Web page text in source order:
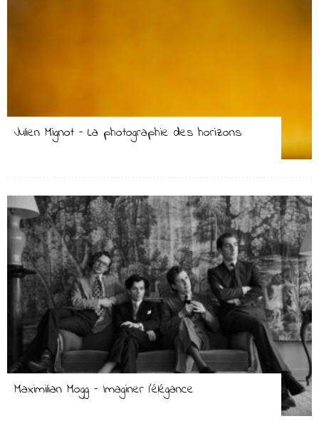
Julien Mignot – La photographie des horizons
Maximilian Mogg – Imaginer l’élégance